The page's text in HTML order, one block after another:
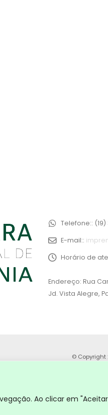
Ao clicar em
Telefone::
E-mail::
Horário de
Endereço: Rua
Jd. Vista Alegre,
© Copyright